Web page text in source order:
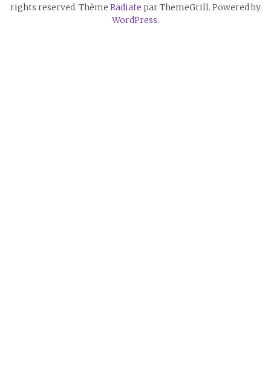
rights reserved. Thème Radiate par ThemeGrill. Powered by
WordPress.